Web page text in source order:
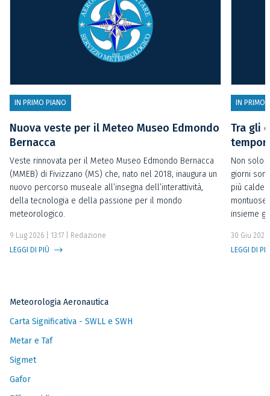
IN PRIMO PIANO
Nuova veste per il Meteo Museo Edmondo
Bernacca
Veste rinnovata per il Meteo Museo Edmondo Bernacca
(MMEB) di Fivizzano (MS) che, nato nel 2018, inaugura un
nuovo percorso museale all’insegna dell’interattività,
della tecnologia e della passione per il mondo
meteorologico.
9 Lug 2026 | 13:17 | Redazione
LEGGI DI PIÙ
IN PRIMO
Tra gli
Non solo
giorni
più calde
insieme
30 Giu
LEGGI DI
Meteorologia Aeronautica
Carta Significativa - SWLL e SWH
Metar e Taf
Sigmet
Gafor